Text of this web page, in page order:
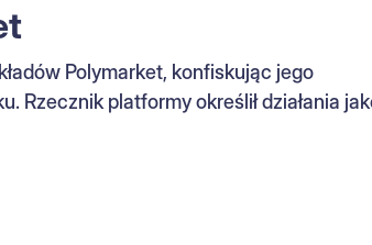
Polymarket, konfiskując jego
Rzecznik platformy określił działania